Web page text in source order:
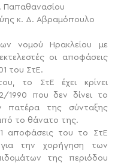
Παπαθανασίου
κ. Δ. Αβραμόπουλο
νομού Ηρακλείου με
οι αποφάσεις
του ΣτΕ.
το ΣτΕ έχει κρίνει
1990 που δεν δίνει το
πατέρα της σύνταξης
το θάνατο της.
αποφάσεις του το ΣτΕ
για την χορήγηση των
της περιόδου